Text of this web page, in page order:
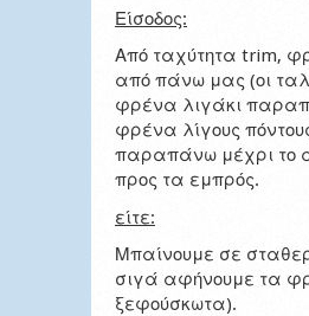
Είσοδος:
Από ταχύτητα trim,
από πάνω μας (οι
φρένα λιγάκι
φρένα λίγους
παραπάνω μέχρι το
προς τα εμπρός.
είτε:
Μπαίνουμε σε
σιγά αφήνουμε τα
ξεφούσκωτα).